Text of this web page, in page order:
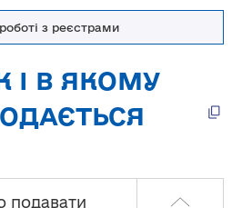
з реєстрами
І В ЯКОМУ
подавати